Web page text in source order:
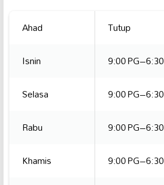
Ahad
Tutup
Isnin
9:00
Selasa
9:00
Rabu
9:00
Khamis
9:00